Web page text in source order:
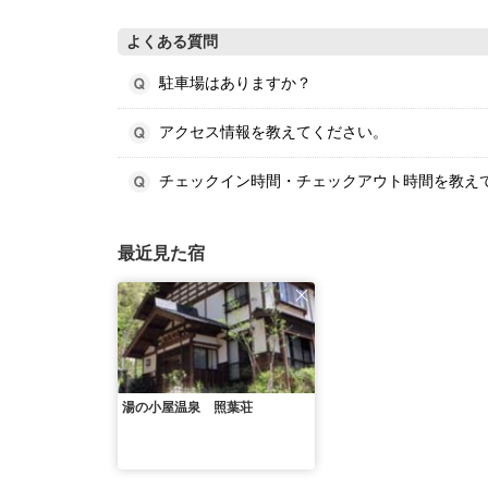
よくある質問
駐車場はありますか？
アクセス情報を教えてください。
チェックイン時間・チェックアウト時間を教え
最近見た宿
湯の小屋温泉 照葉荘